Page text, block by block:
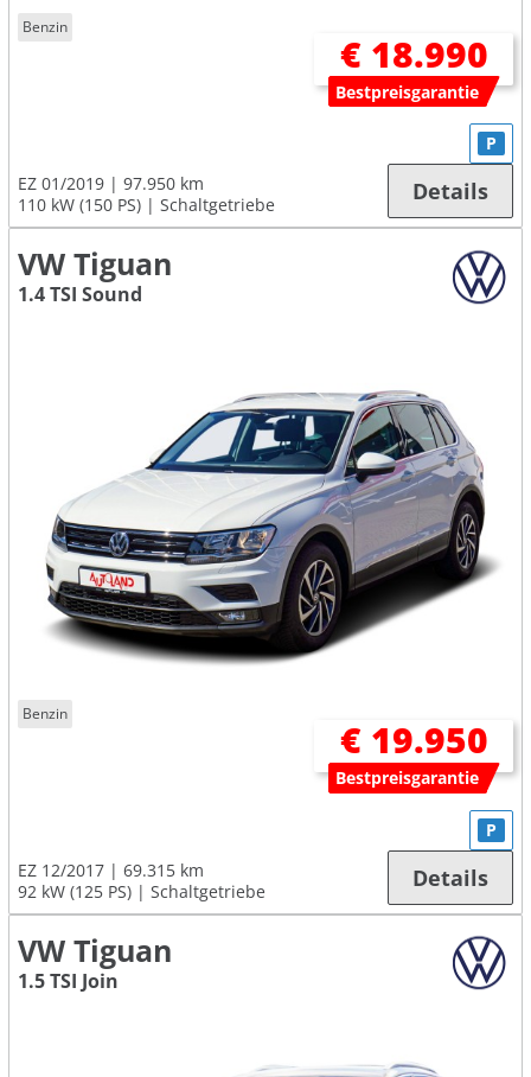
Benzin
€ 18.990
Bestpreisgarantie
EZ 01/2019
97.950 km
110 kW (150 PS)
Schaltgetriebe
P
Details
VW Tiguan
1.4 TSI Sound
Benzin
€ 19.950
Bestpreisgarantie
EZ 12/2017
69.315 km
92 kW (125 PS)
Schaltgetriebe
P
Details
VW Tiguan
1.5 TSI Join